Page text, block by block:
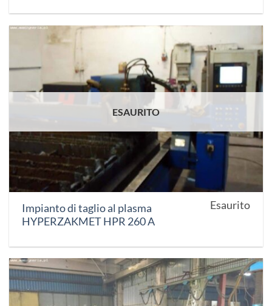
ESAURITO
Impianto di taglio al plasma
HYPERZAKMET HPR 260 A
Esaurito